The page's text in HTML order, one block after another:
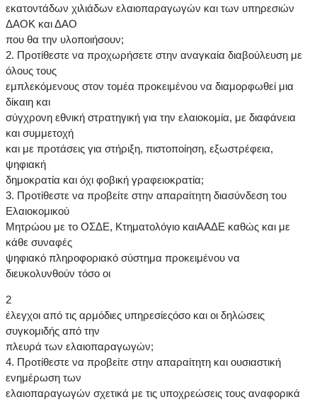
εκατοντάδων χιλιάδων ελαιοπαραγωγών και των υπηρεσιών
ΔΑΟΚ και ΔΑΟ
που θα την υλοποιήσουν;
2. Προτίθεστε να προχωρήσετε στην αναγκαία διαβούλευση με
όλους τους
εμπλεκόμενους στον τομέα προκειμένου να διαμορφωθεί μια
δίκαιη και
σύγχρονη εθνική στρατηγική για την ελαιοκομία, με διαφάνεια
και συμμετοχή
και με προτάσεις για στήριξη, πιστοποίηση, εξωστρέφεια,
ψηφιακή
δημοκρατία και όχι φοβική γραφειοκρατία;
3. Προτίθεστε να προβείτε στην απαραίτητη διασύνδεση του
Ελαιοκομικού
Μητρώου με το ΟΣΔΕ, Κτηματολόγιο καιΑΑΔΕ καθώς και με
κάθε συναφές
ψηφιακό πληροφοριακό σύστημα προκειμένου να
διευκολυνθούν τόσο οι
2
έλεγχοι από τις αρμόδιες υπηρεσίεςόσο και οι δηλώσεις
συγκομιδής από την
πλευρά των ελαιοπαραγωγών;
4. Προτίθεστε να προβείτε στην απαραίτητη και ουσιαστική
ενημέρωση των
ελαιοπαραγωγών σχετικά με τις υποχρεώσεις τους αναφορικά